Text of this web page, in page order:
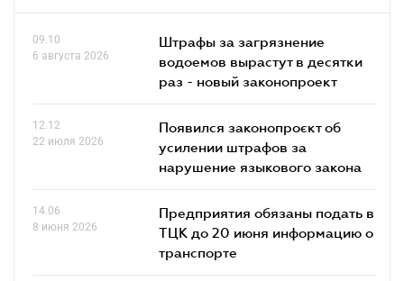
09.10
6 августа 2026
Штрафы за загрязнение
водоемов вырастут в десятки
раз - новый законопроект
12.12
22 июля 2026
Появился законопроєкт об
усилении штрафов за
нарушение языкового закона
14.06
8 июня 2026
Предприятия обязаны подать в
ТЦК до 20 июня информацию о
транспорте